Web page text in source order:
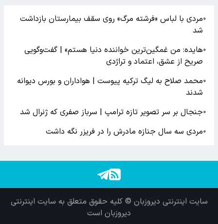
●مردی با لباس «فرشته مرگ» روی سقف بیمارستان بازداشت
شد
●هایده: من غمگین‌ترین خواننده دنیا هستم» | گفت‌وگویی
صریح از عشق، اعتماد و تراژدی
●محمد صلاح به لیگ ترکیه پیوست | هواداران و بورس دیوانه
شدند
●جنجال بر سر تصویر تازه ترامپ | سرباز صفری که ژنرال شد
●مردی سه سال جنازه مادرش را در فریزر نگه داشت
سایت اینترنتی دیروزبان © کلیه حقوق متعلق به سایت اینترنتی
دیروزبان است